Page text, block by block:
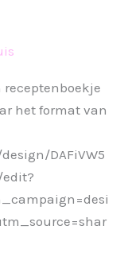
receptenboekje
het format van
DAFiVW5
edit?